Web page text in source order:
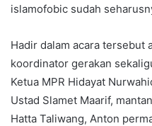
islamofobic sudah
Hadir dalam acara tersebut
koordinator gerakan
Ketua MPR Hidayat
Ustad Slamet Maarif,
Hatta Taliwang, Anton